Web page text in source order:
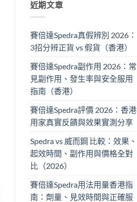
近期文章
賽倍達Spedra真假辨別 2026：
3招分辨正貨 vs 假貨（香港）
賽倍達Spedra副作用 2026：常
見副作用、發生率與安全服用
指南（香港）
賽倍達Spedra評價 2026：香港
用家真實反饋與效果實測分享
Spedra vs 威而鋼 比較：效果、
起效時間、副作用與價格全對
比（2026）
賽倍達Spedra用法用量香港指
南：劑量、見效時間與正確服